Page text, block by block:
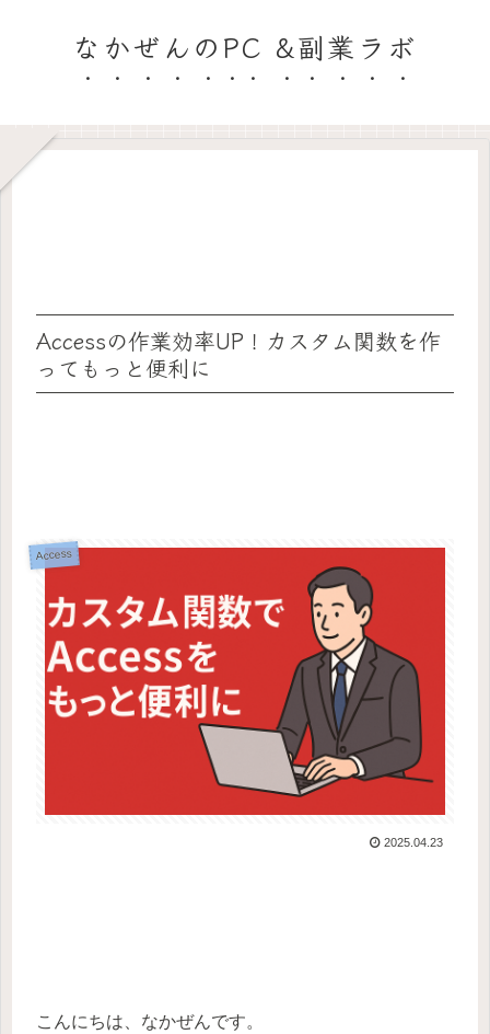
なかぜんのPC &副業ラボ
Accessの作業効率UP！カスタム関数を作
ってもっと便利に
Access
2025.04.23
こんにちは、なかぜんです。